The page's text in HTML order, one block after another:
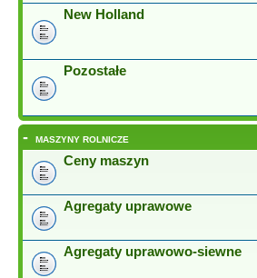
New Holland
Pozostałe
- MASZYNY ROLNICZE
Ceny maszyn
Agregaty uprawowe
Agregaty uprawowo-siewne